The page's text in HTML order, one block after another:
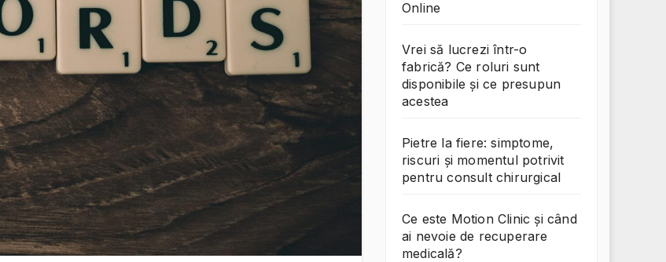
Online
Vrei să lucrezi într-o
fabrică? Ce roluri sunt
disponibile și ce presupun
acestea
Pietre la fiere: simptome,
riscuri și momentul potrivit
pentru consult chirurgical
Ce este Motion Clinic și când
ai nevoie de recuperare
medicală?